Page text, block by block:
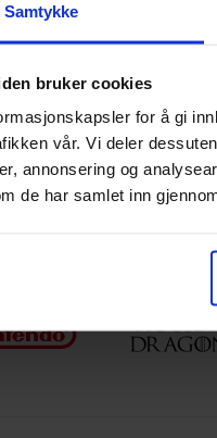
Samtykke
bruker cookies
for å gi
vår. Vi deler
annonsering og
de har samlet inn
(dd.mm.yyyy)